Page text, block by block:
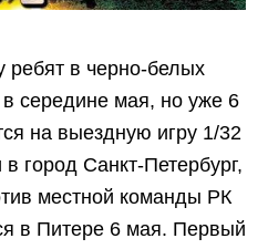
ребят в черно-белых
в середине мая, но уже 6
на выездную игру 1/32
город Санкт-Петербург,
местной команды РК
в Питере 6 мая. Первый